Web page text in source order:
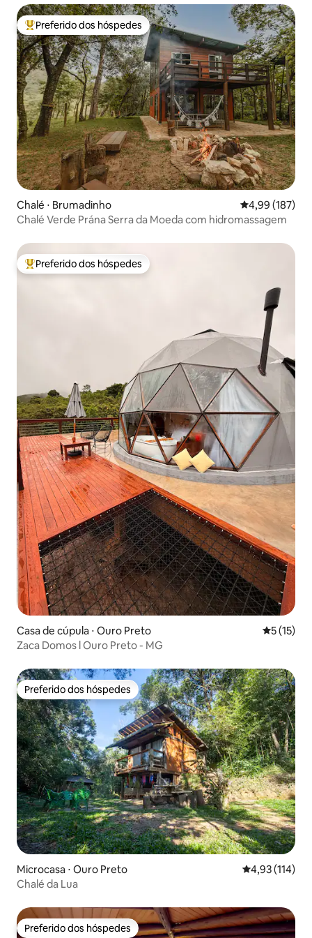
Entre os melhores preferidos dos hóspedes
Preferido dos hóspedes
Chalé ⋅ Brumadinho 4,99 de uma
4,99 (187)
Chalé Verde Prána Serra da Moeda com hidromassagem
Entre os melhores preferidos dos hóspedes
Preferido dos hóspedes
Casa de cúpula ⋅ Ouro Preto 5 de uma
5 (15)
Zaca Domos l Ouro Preto - MG
Preferido dos hóspedes
Preferido dos hóspedes
Microcasa ⋅ Ouro Preto 4,93 de uma
4,93 (114)
Chalé da Lua
Preferido dos hóspedes
Preferido dos hóspedes